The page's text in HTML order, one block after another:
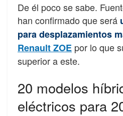
De él poco se sabe.
han confirmado que será
para desplazamientos
Renault ZOE por lo que
superior a este.
20 modelos
eléctricos para